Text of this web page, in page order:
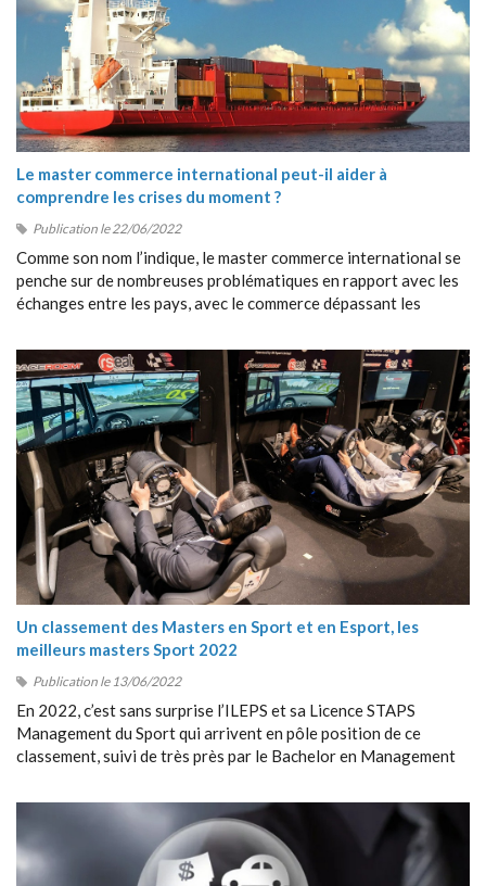
Le master commerce international peut-il aider à
comprendre les crises du moment ?
Publication le 22/06/2022
Comme son nom l’indique, le master commerce international se
penche sur de nombreuses problématiques en rapport avec les
échanges entre les pays, avec le commerce dépassant les
Un classement des Masters en Sport et en Esport, les
meilleurs masters Sport 2022
Publication le 13/06/2022
En 2022, c’est sans surprise l’ILEPS et sa Licence STAPS
Management du Sport qui arrivent en pôle position de ce
classement, suivi de très près par le Bachelor en Management